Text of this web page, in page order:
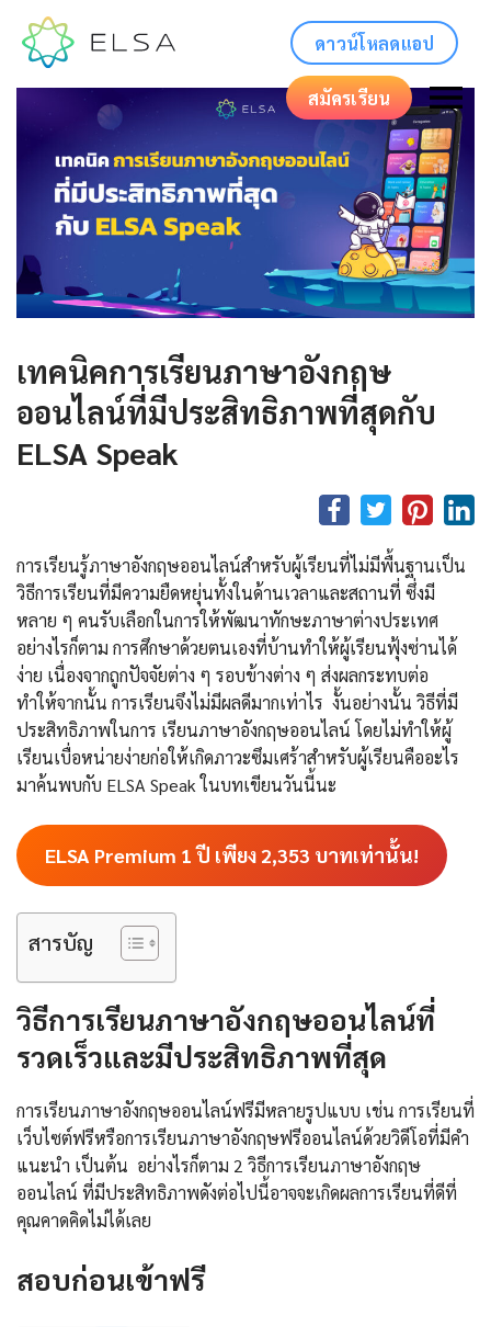
ดาวน์โหลดแอป
สมัครเรียน
เทคนิคการเรียนภาษาอังกฤษ
ออนไลน์ที่มีประสิทธิภาพที่สุดกับ
ELSA Speak
การเรียนรู้ภาษาอังกฤษออนไลน์สำหรับผู้เรียนที่ไม่มีพื้นฐานเป็น
วิธีการเรียนที่มีความยืดหยุ่นทั้งในด้านเวลาและสถานที่ ซึ่งมี
หลาย ๆ คนรับเลือกในการให้พัฒนาทักษะภาษาต่างประเทศ
อย่างไรก็ตาม การศึกษาด้วยตนเองที่บ้านทำให้ผู้เรียนฟุ้งซ่านได้
ง่าย เนื่องจากถูกปัจจัยต่าง ๆ รอบข้างต่าง ๆ ส่งผลกระทบต่อ
ทำให้จากนั้น การเรียนจึงไม่มีผลดีมากเท่าไร งั้นอย่างนั้น วิธีที่มี
ประสิทธิภาพในการ เรียนภาษาอังกฤษออนไลน์ โดยไม่ทำให้ผู้
เรียนเบื่อหน่ายง่ายก่อให้เกิดภาวะซึมเศร้าสำหรับผู้เรียนคืออะไร
มาค้นพบกับ ELSA Speak ในบทเขียนวันนี้นะ
ELSA Premium 1 ปี เพียง 2,353 บาทเท่านั้น!
สารบัญ
วิธีการเรียนภาษาอังกฤษออนไลน์ที่
รวดเร็วและมีประสิทธิภาพที่สุด
การเรียนภาษาอังกฤษออนไลน์ฟรีมีหลายรูปแบบ เช่น การเรียนที่
เว็บไซต์ฟรีหรือการเรียนภาษาอังกฤษฟรีออนไลน์ด้วยวิดีโอที่มีคำ
แนะนำ เป็นต้น อย่างไรก็ตาม 2 วิธีการเรียนภาษาอังกฤษ
ออนไลน์ ที่มีประสิทธิภาพดังต่อไปนี้อาจจะเกิดผลการเรียนที่ดีที่
คุณคาดคิดไม่ได้เลย
สอบก่อนเข้าฟรี